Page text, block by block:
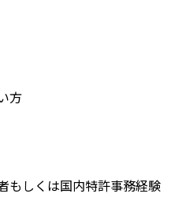
方
もしくは国内特許事務経験